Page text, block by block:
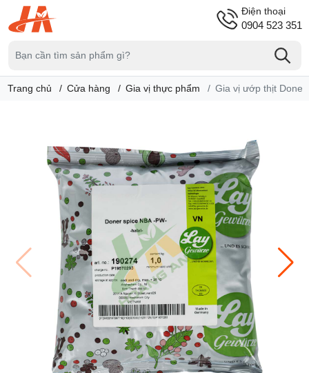
Điện thoại
0904 523 351
Trang chủ Cửa hàng Gia vị thực phẩm Gia vị ướp thịt